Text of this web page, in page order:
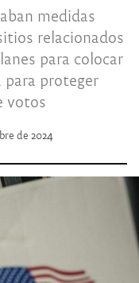
medidas
relacionados
para colocar
para proteger
votos
de 2024